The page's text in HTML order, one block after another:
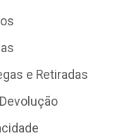
e Retiradas